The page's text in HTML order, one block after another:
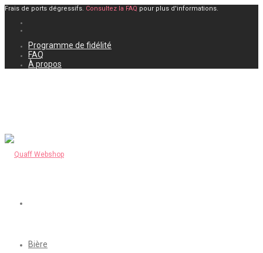
Frais de ports dégressifs. Consultez la FAQ pour plus d'informations.
Programme de fidélité
FAQ
À propos
Bière